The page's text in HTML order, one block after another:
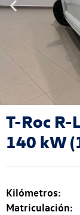
T-Roc R-
140 kW
Kilómetros:
Matriculación: